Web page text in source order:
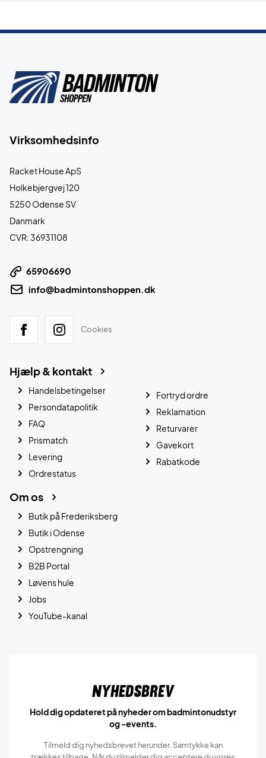
Virksomhedsinfo
Racket House ApS
Holkebjergvej 120
5250 Odense SV
Danmark
CVR: 36931108
65906690
info@badmintonshoppen.dk
Cookies
Hjælp & kontakt
Handelsbetingelser
Persondatapolitik
FAQ
Prismatch
Levering
Ordrestatus
Fortryd ordre
Reklamation
Returvarer
Gavekort
Rabatkode
Om os
Butik på Frederiksberg
Butik i Odense
Opstrengning
B2B Portal
Løvens hule
Jobs
YouTube-kanal
Nyhedsbrev
Hold dig opdateret på nyheder om badmintonudstyr
og -events.
Tilmeld dig nyhedsbrevet herunder. Samtykke kan